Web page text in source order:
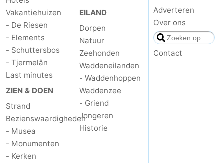
Schiermonnikoog
-
Ameland
Vlieland
Texel
Weer
Contact
Vakantiehuizen
- De Riesen
- Elements
- Schuttersbos
- Tjermelân
Last minutes
ZIEN & DOEN
Strand
Bezienswaardigheden
- Musea
- Monumenten
- Kerken
EILAND
Dorpen
Natuur
Zeehonden
Waddeneilanden
- Waddenhoppen
Waddenzee
- Griend
Jongeren
Historie
Adverteren
Over ons
Contact